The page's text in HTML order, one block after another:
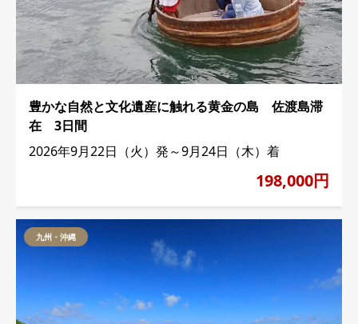
豊かな自然と文化遺産に触れる黄金の島 佐渡島滞
在 3日間
2026年9月22日（火）発～9月24日（木）着
198,000円
九州・沖縄